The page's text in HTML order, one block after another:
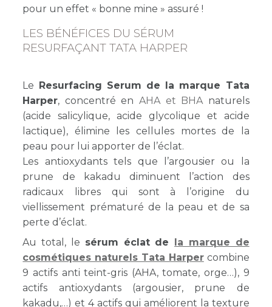
pour un effet « bonne mine » assuré !
LES BÉNÉFICES DU SÉRUM
RESURFAÇANT TATA HARPER
Le Resurfacing Serum de la marque Tata
Harper, concentré en AHA et BHA naturels
(acide salicylique, acide glycolique et acide
lactique), élimine les cellules mortes de la
peau pour lui apporter de l’éclat.
Les antioxydants tels que l’argousier ou la
prune de kakadu diminuent l’action des
radicaux libres qui sont à l’origine du
viellissement prématuré de la peau et de sa
perte d’éclat.
Au total, le sérum éclat de la marque de
cosmétiques naturels Tata Harpercombine
9 actifs anti teint-gris (AHA, tomate, orge…), 9
actifs antioxydants (argousier, prune de
kakadu,…) et 4 actifs qui améliorent la texture